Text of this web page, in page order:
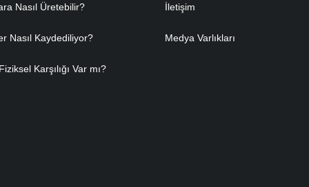
Nasıl Üretebilir?
Nasıl Kaydediliyor?
Karşılığı Var mı?
İletişim
Medya Varlıkları